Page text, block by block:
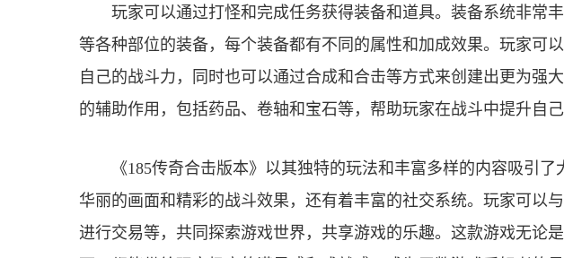
玩家可以通过打怪和完成任务获得装备和道具。装备系统非常
等各种部位的装备，每个装备都有不同的属性和加成效果。玩家可
自己的战斗力，同时也可以通过合成和合击等方式来创建出更为强
的辅助作用，包括药品、卷轴和宝石等，帮助玩家在战斗中提升自己
《185传奇合击版本》以其独特的玩法和丰富多样的内容吸引
华丽的画面和精彩的战斗效果，还有着丰富的社交系统。玩家可以
进行交易等，共同探索游戏世界，共享游戏的乐趣。这款游戏无论